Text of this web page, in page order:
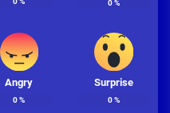
0%
Angry
0%
Surprise
0%